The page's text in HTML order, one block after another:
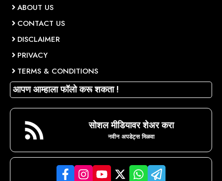
ABOUT US
CONTACT US
DISCLAIMER
PRIVACY
TERMS & CONDITIONS
आपण आम्हाला फॉलो करू शकता !
सोशल मीडियावर शेअर करा
नवीन अपडेट्स मिळवा